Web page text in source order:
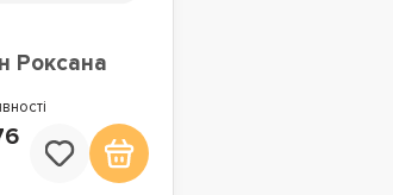
Роксана